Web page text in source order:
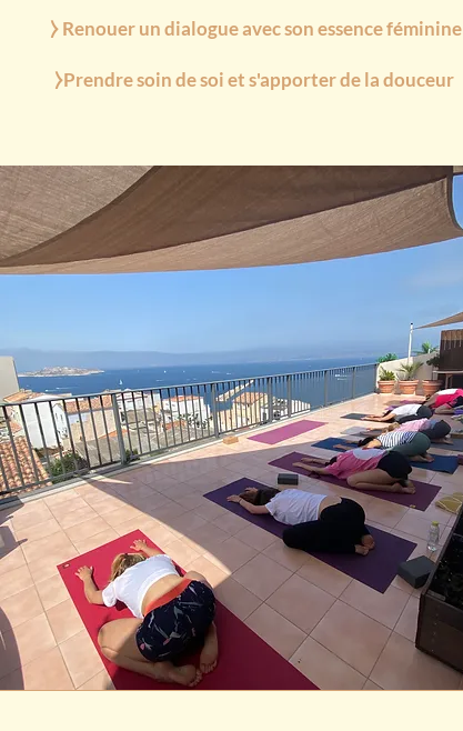
⧽ Renouer un dialogue avec son essence féminine
⧽Prendre soin de soi et s'apporter de la douceur